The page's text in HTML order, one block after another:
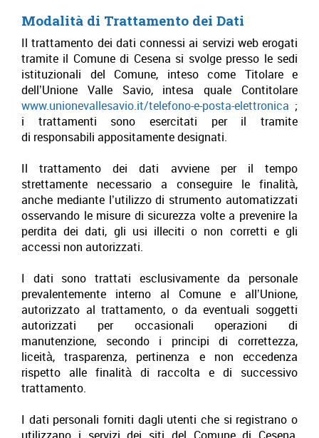
Modalità di Trattamento dei Dati
Il trattamento dei dati connessi ai servizi web erogati
tramite il Comune di Cesena si svolge presso le sedi
istituzionali del Comune, inteso come Titolare e
dell’Unione Valle Savio, intesa quale Contitolare
www.unionevallesavio.it/telefono-e-posta-elettronica ;
i trattamenti sono esercitati per il tramite
di responsabili appositamente designati.
Il trattamento dei dati avviene per il tempo
strettamente necessario a conseguire le finalità,
anche mediante l’utilizzo di strumento automatizzati
osservando le misure di sicurezza volte a prevenire la
perdita dei dati, gli usi illeciti o non corretti e gli
accessi non autorizzati.
I dati sono trattati esclusivamente da personale
prevalentemente interno al Comune e all’Unione,
autorizzato al trattamento, o da eventuali soggetti
autorizzati per occasionali operazioni di
manutenzione, secondo i principi di correttezza,
liceità, trasparenza, pertinenza e non eccedenza
rispetto alle finalità di raccolta e di successivo
trattamento.
I dati personali forniti dagli utenti che si registrano o